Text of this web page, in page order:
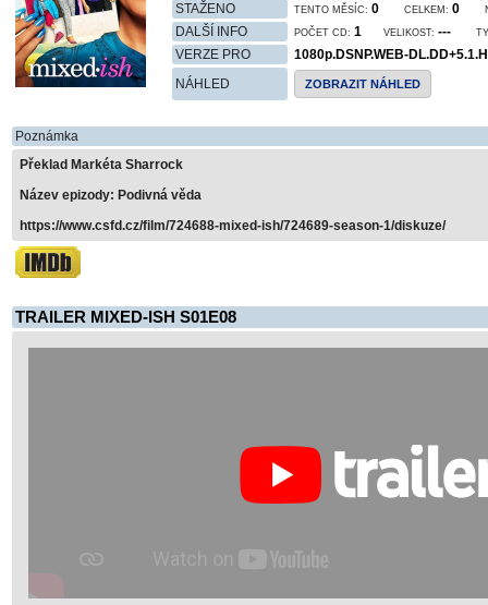
STAŽENO TENTO MĚSÍC: 0 CELKEM: 0
DALŠÍ INFO POČET CD: 1 VELIKOST: ---
VERZE PRO
1080p.DSNP.WEB-
NÁHLED
ZOBRAZIT NÁHLED
Poznámka
Překlad Markéta Sharrock
Název epizody: Podivná věda
https://www.csfd.cz/film/724688-mixed-ish/724689-season-1/diskuze/
TRAILER MIXED-ISH S01E08